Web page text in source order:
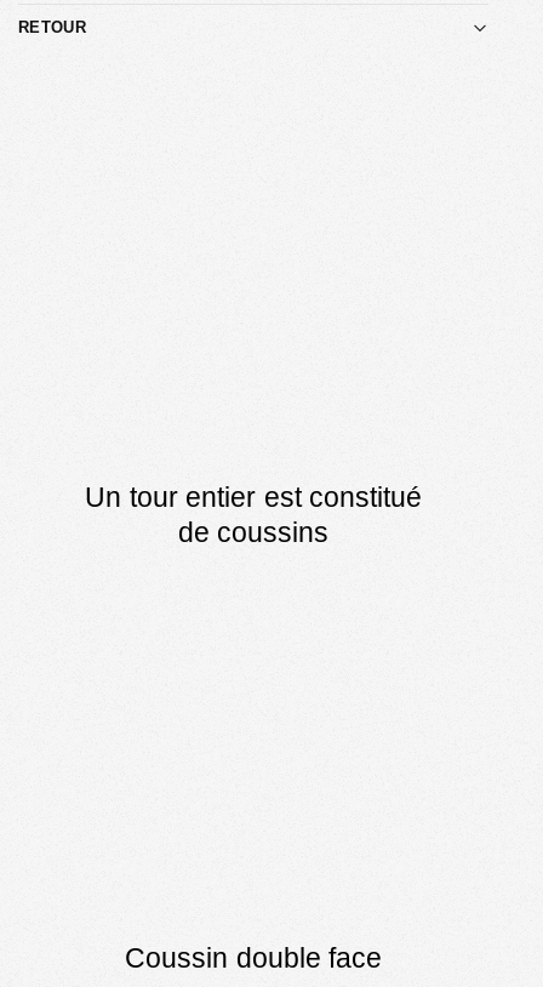
RETOUR
Un tour entier est constitué
de coussins
Coussin double face